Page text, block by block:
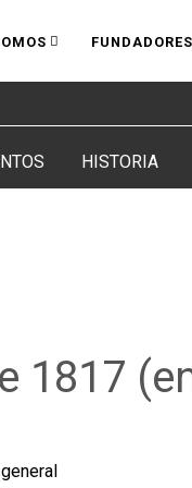
FUNDADORES
HISTORIA
1817